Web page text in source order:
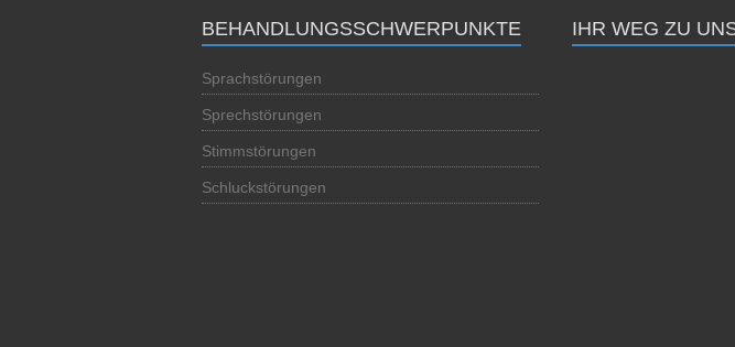
BEHANDLUNGSSCHWERPUNKTE
Sprachstörungen
Sprechstörungen
Stimmstörungen
Schluckstörungen
IHR WEG ZU